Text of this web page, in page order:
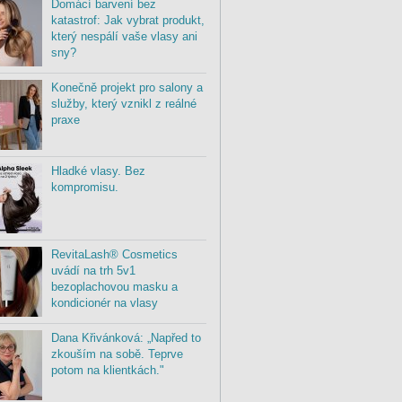
Domácí barvení bez
katastrof: Jak vybrat produkt,
který nespálí vaše vlasy ani
sny?
Konečně projekt pro salony a
služby, který vznikl z reálné
praxe
Hladké vlasy. Bez
kompromisu.
RevitaLash® Cosmetics
uvádí na trh 5v1
bezoplachovou masku a
kondicionér na vlasy
Dana Křivánková: „Napřed to
zkouším na sobě. Teprve
potom na klientkách."